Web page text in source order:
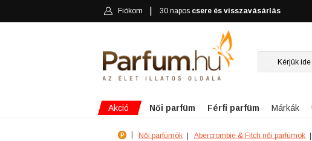
Fiókom 30 napos csere és visszavásárlás
Akció Női parfüm Férfi parfüm Márkák
Női parfümök Abercrombie & Fitch női parfümök